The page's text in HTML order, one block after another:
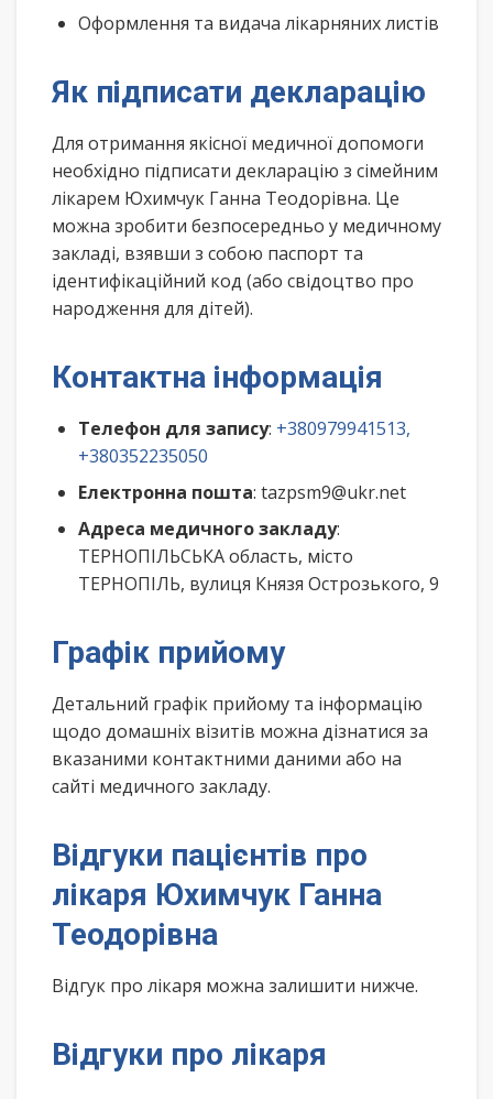
Оформлення та видача лікарняних листів
Як підписати декларацію
Для отримання якісної медичної допомоги
необхідно підписати декларацію з сімейним
лікарем Юхимчук Ганна Теодорівна. Це
можна зробити безпосередньо у медичному
закладі, взявши з собою паспорт та
ідентифікаційний код (або свідоцтво про
народження для дітей).
Контактна інформація
Телефон для запису: +380979941513,
+380352235050
Електронна пошта: tazpsm9@ukr.net
Адреса медичного закладу:
ТЕРНОПІЛЬСЬКА область, місто
ТЕРНОПІЛЬ, вулиця Князя Острозького, 9
Графік прийому
Детальний графік прийому та інформацію
щодо домашніх візитів можна дізнатися за
вказаними контактними даними або на
сайті медичного закладу.
Відгуки пацієнтів про
лікаря Юхимчук Ганна
Теодорівна
Відгук про лікаря можна залишити нижче.
Відгуки про лікаря